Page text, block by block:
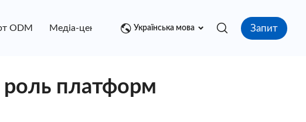
ODM Медіа-центр контакт
Українська мова Запит
роль платформ